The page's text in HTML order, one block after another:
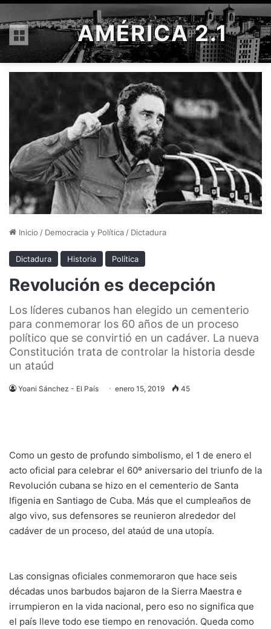
Menú AMÉRICA 2.1
Inicio / Democracia y Política / Dictadura
Dictadura Historia Política
Revolución es decepción
Los líderes cubanos han elegido un cementerio
para conmemorar los 60 años de un proceso
político que se convirtió en un cadáver. La nueva
Constitución trata de controlar la historia desde
un ataúd
Yoani Sánchez - El País enero 15, 2019 45
Como un gesto de profundo simbolismo, el 1 de enero el
acto oficial para celebrar el 60º aniversario del triunfo de la
Revolución cubana se hizo en el cementerio de Santa
Ifigenia en Santiago de Cuba. Más que el cumpleaños de
algo vivo, sus defensores se reunieron alrededor del
cadáver de un proceso, del ataúd de una utopía.
Las consignas oficiales conmemoraron que hace seis
décadas unos barbudos bajaron de la Sierra Maestra e
irrumpieron en la vida nacional, pero eso no significa que
el país lleve todo ese tiempo en renovación. Queda como